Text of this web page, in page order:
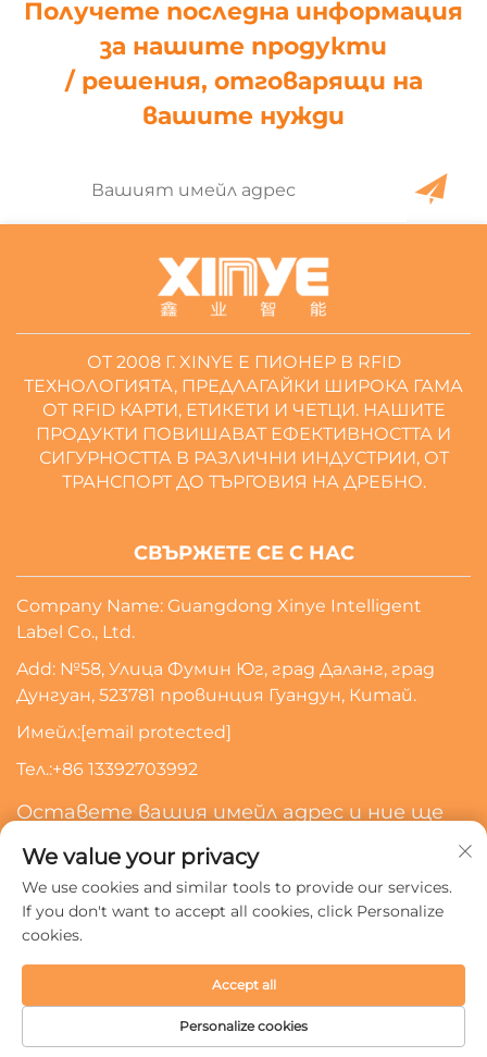
Получете последна информация
за нашите продукти
/ решения, отговарящи на
вашите нужди
ОТ 2008 Г. XINYE Е ПИОНЕР В RFID
ТЕХНОЛОГИЯТА, ПРЕДЛАГАЙКИ ШИРОКА ГАМА
ОТ RFID КАРТИ, ЕТИКЕТИ И ЧЕТЦИ. НАШИТЕ
ПРОДУКТИ ПОВИШАВАТ ЕФЕКТИВНОСТТА И
СИГУРНОСТТА В РАЗЛИЧНИ ИНДУСТРИИ, ОТ
ТРАНСПОРТ ДО ТЪРГОВИЯ НА ДРЕБНО.
СВЪРЖЕТЕ СЕ С НАС
Company Name: Guangdong Xinye Intelligent
Label Co., Ltd.
Add: №58, Улица Фумин Юг, град Даланг, град
Дунгуан, 523781 провинция Гуандун, Китай.
Имейл:[email protected]
Тел.:+86 13392703992
Оставете вашия имейл адрес и ние ще
Абонирайте Се
Политика за поверителност
We value your privacy
We use cookies and similar tools to provide our services.
If you don't want to accept all cookies, click Personalize
cookies.
Personalize cookies
Accept all